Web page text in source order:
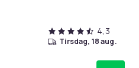
4,3
tirsdag, 18 aug.